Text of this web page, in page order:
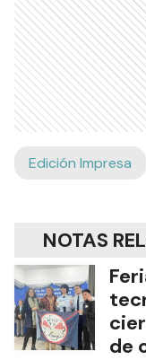
Edición Impresa
NOTAS
de